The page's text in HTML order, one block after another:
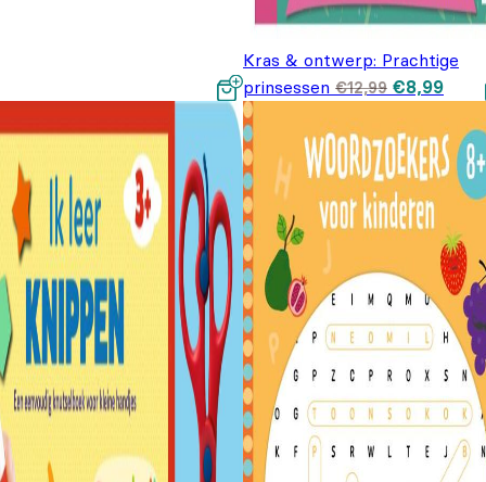
Kras & ontwerp: Prachtige
prinsessen €12,99 prijs was:
€8,99
prijs